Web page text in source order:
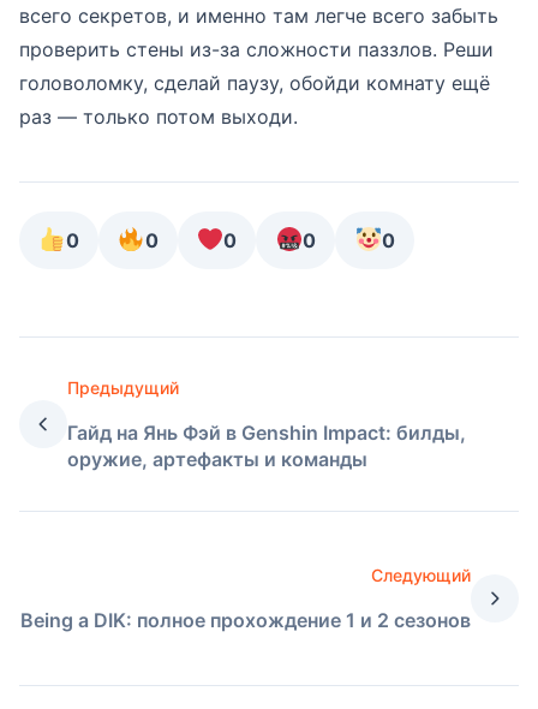
всего секретов, и именно там легче всего забыть
проверить стены из-за сложности паззлов. Реши
головоломку, сделай паузу, обойди комнату ещё
раз — только потом выходи.
0 0 0 0 0
Предыдущий
Гайд на Янь Фэй в Genshin Impact: билды,
оружие, артефакты и команды
Следующий
Being a DIK: полное прохождение 1 и 2 сезонов